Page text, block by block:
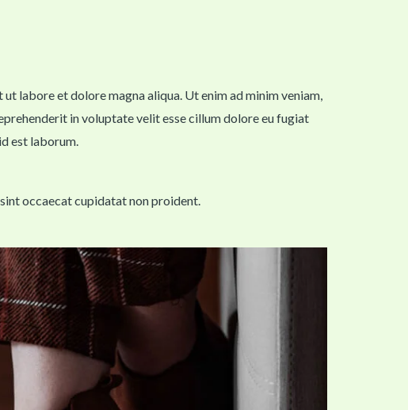
labore et dolore magna aliqua. Ut enim ad minim veniam,
in voluptate velit esse cillum dolore eu fugiat
est laborum.
occaecat cupidatat non proident.